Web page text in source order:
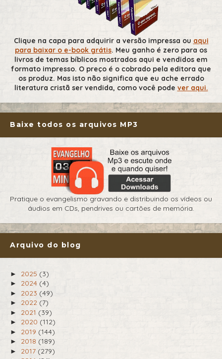
Clique na capa para adquirir a versão impressa ou aqui
para baixar o e-book grátis. Meu ganho é zero para os
livros de temas bíblicos mostrados aqui e vendidos em
formato impresso. O preço é o cobrado pela editora que
os produz. Mas isto não significa que eu ache errado
literatura cristã ser vendida, como você pode ver aqui.
Baixe todos os arquivos MP3
Pratique o evangelismo gravando e distribuindo os vídeos ou
áudios em CDs, pendrives ou cartões de memória.
Arquivo do blog
► 2025 (3)
► 2024 (4)
► 2023 (49)
► 2022 (7)
► 2021 (39)
► 2020 (112)
► 2019 (144)
► 2018 (189)
► 2017 (279)